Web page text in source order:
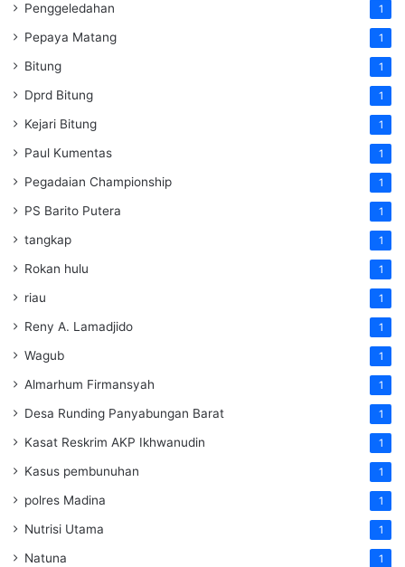
Penggeledahan 1
Pepaya Matang 1
Bitung 1
Dprd Bitung 1
Kejari Bitung 1
Paul Kumentas 1
Pegadaian Championship 1
PS Barito Putera 1
tangkap 1
Rokan hulu 1
riau 1
Reny A. Lamadjido 1
Wagub 1
Almarhum Firmansyah 1
Desa Runding Panyabungan Barat 1
Kasat Reskrim AKP Ikhwanudin 1
Kasus pembunuhan 1
polres Madina 1
Nutrisi Utama 1
Natuna 1